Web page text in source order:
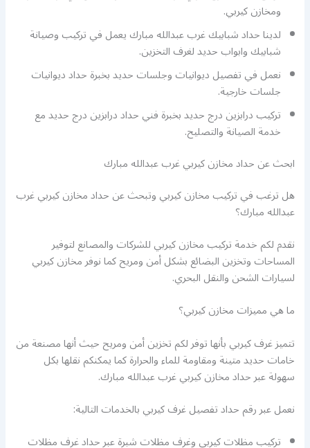
ومخازن كيربي.
لدينا حداد شبابيك غرب عبدالله مبارك يعمل في تركيب وصيانة
شبابيك وابواب حديد لغرف التخزين.
نعمل في تفصيل ديوانيات وجلسات حديد بخبرة حداد ديوانيات
جلسات خارجية.
تركيب درابزين درج حديد بخبرة فني حداد درابزين درج حديد مع
خدمة الصيانة والتصليح.
ابحث عن حداد مخازن كيربي غرب عبدالله مبارك
هل ترغب في تركيب مخازن كيربي وتبحث عن حداد مخازن كيربي غرب
عبدالله مبارك؟
نقدم لكم خدمة تركيب مخازن كيربي للشركات والمصانع لتوفير
المساحات وتخزين البضائع بشكل أمن ومريح كما نوفر مخازن كيربي
لسيارات الشحن والنقل البحري.
ما هي مميزات مخازن كيربي؟
تتميز غرف كيربي بأنها توفر لكم تخزين أمن ومريح حيث أنها مصنعة من
خامات حديد متينة ومقاومة للماء والحرارة كما يمكنكم نقلها بكل
سهولة عبر حداد مخازن كيربي غرب عبدالله مبارك.
نعمل عبر رقم حداد تفصيل غرف كيربي بالخدمات التالية:
تركيب مظلات كيربي وغرف مظلات شبرة عبر حداد غرف مظلات